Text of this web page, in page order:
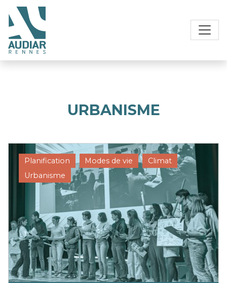
URBANISME
Planification Modes de vie
Climat
Urbanisme